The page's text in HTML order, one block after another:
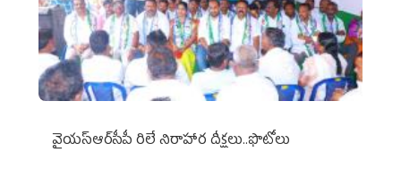
వైయ‌స్ఆర్‌సీపీ రిలే నిరాహార దీక్షలు..ఫొటోలు